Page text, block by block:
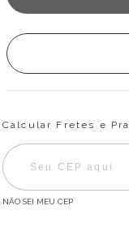
Entregas para o CEP:
Calcular Fretes e
NÃO SEI MEU CEP